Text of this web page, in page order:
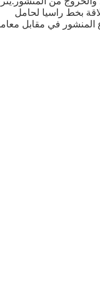
بخط راسيا لحامل
تحديد الإزاحة بضرب ارتفاع المنشور في مقابل